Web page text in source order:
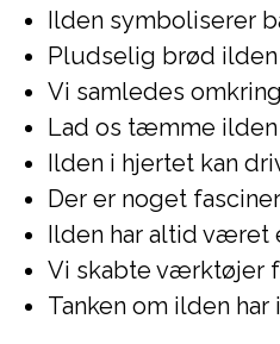
Ilden symboliserer
Pludselig brød
Vi samledes
Lad os tæmme
Ilden i hjertet kan
Der er noget
Ilden har altid været
Vi skabte værktøjer
Tanken om ilden